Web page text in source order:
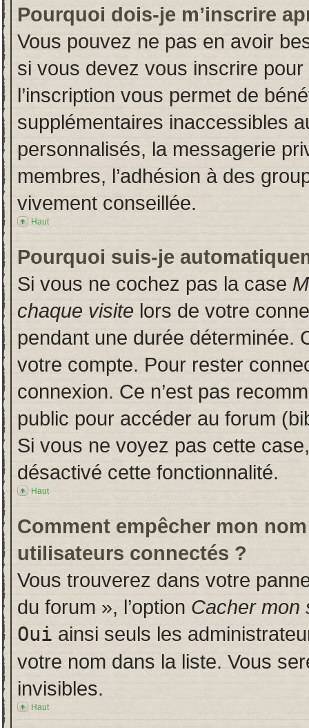
Pourquoi dois-je m’inscrire
Vous pouvez ne pas en avoir
si vous devez vous inscrire
l’inscription vous permet de
supplémentaires inaccessibles
personnalisés, la messagerie
membres, l’adhésion à des
vivement conseillée.
Haut
Pourquoi suis-je
Si vous ne cochez pas la case
chaque visite lors de votre
pendant une durée déterminée.
votre compte. Pour rester
connexion. Ce n’est pas
public pour accéder au forum
Si vous ne voyez pas cette
désactivé cette fonctionnalité.
Haut
Comment empêcher mon
utilisateurs connectés ?
Vous trouverez dans votre
du forum », l’option Cacher mon
Oui ainsi seuls les
votre nom dans la liste. Vous
invisibles.
Haut